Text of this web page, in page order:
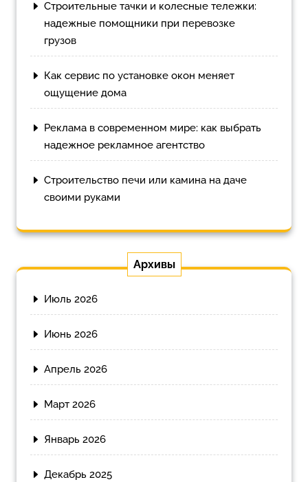
Строительные тачки и колесные тележки:
надежные помощники при перевозке
грузов
Как сервис по установке окон меняет
ощущение дома
Реклама в современном мире: как выбрать
надежное рекламное агентство
Строительство печи или камина на даче
своими руками
Архивы
Июль 2026
Июнь 2026
Апрель 2026
Март 2026
Январь 2026
Декабрь 2025